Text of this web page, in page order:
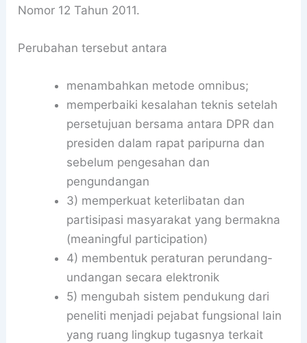
Nomor 12 Tahun 2011.
Perubahan tersebut antara
menambahkan metode omnibus;
memperbaiki kesalahan teknis setelah
persetujuan bersama antara DPR dan
presiden dalam rapat paripurna dan
sebelum pengesahan dan
pengundangan
3) memperkuat keterlibatan dan
partisipasi masyarakat yang bermakna
(meaningful participation)
4) membentuk peraturan perundang-
undangan secara elektronik
5) mengubah sistem pendukung dari
peneliti menjadi pejabat fungsional lain
yang ruang lingkup tugasnya terkait